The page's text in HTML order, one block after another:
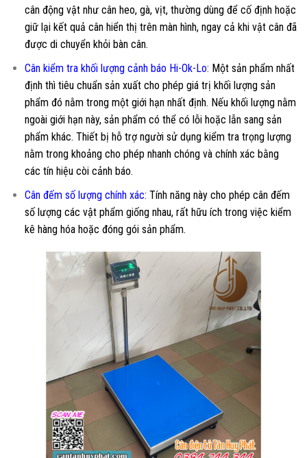
cân động vật như cân heo, gà, vịt, thường dùng để cố định hoặc
giữ lại kết quả cân hiển thị trên màn hình, ngay cả khi vật cân đã
được di chuyển khỏi bàn cân.
Cân kiểm tra khối lượng cảnh báo Hi-Ok-Lo: Một sản phẩm nhất
định thì tiêu chuẩn sản xuất cho phép giá trị khối lượng sản
phẩm đó nằm trong một giới hạn nhất định. Nếu khối lượng nằm
ngoài giới hạn này, sản phẩm có thể có lỗi hoặc lẫn sang sản
phẩm khác. Thiết bị hỗ trợ người sử dụng kiểm tra trọng lượng
nằm trong khoảng cho phép nhanh chóng và chính xác bằng
các tín hiệu còi cảnh báo.
Cân đếm số lượng chính xác: Tính năng này cho phép cân đếm
số lượng các vật phẩm giống nhau, rất hữu ích trong việc kiểm
kê hàng hóa hoặc đóng gói sản phẩm.